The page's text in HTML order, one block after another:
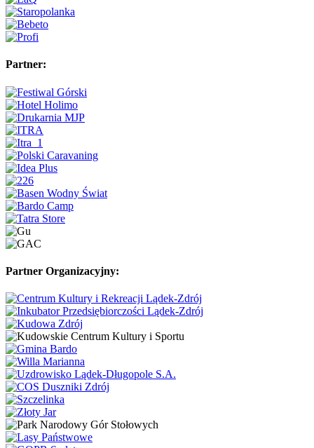
Partner:
Partner Organizacyjny: